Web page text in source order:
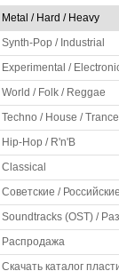
Metal / Hard / Heavy
Synth-Pop / Industrial
Experimental /
World / Folk / Reggae
Techno / House / Trance
Hip-Hop / R'n'B
Classical
Советские / Российские
Soundtracks (OST) /
Распродажа
Скачать каталог